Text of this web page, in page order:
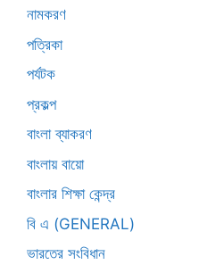
নামকরণ
পত্রিকা
পর্যটক
প্রকল্প
বাংলা ব্যাকরণ
বাংলায় বায়ো
বাংলার শিক্ষা কেন্দ্র
বি এ (GENERAL)
ভারতের সংবিধান